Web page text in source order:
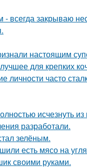
всегда закрываю
настоящим
для крепких
личности часто
исчезнуть из
разработали.
зелёным.
есть мясо на
своими руками.